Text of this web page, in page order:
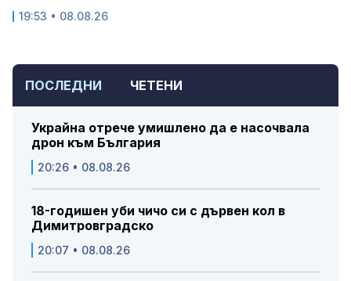
ПОСЛЕДНИ ЧЕТЕНИ
Украйна отрече умишлено да е насочвала
дрон към България
20:26 • 08.08.26
18-годишен уби чичо си с дървен кол в
Димитровградско
20:07 • 08.08.26
19:53 • 08.08.26